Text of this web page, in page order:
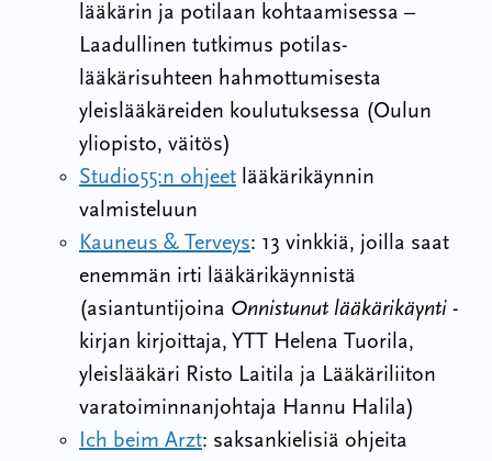
lääkärin ja potilaan kohtaamisessa –
Laadullinen tutkimus potilas-
lääkärisuhteen hahmottumisesta
yleislääkäreiden koulutuksessa (Oulun
yliopisto, väitös)
Studio55:n ohjeet lääkärikäynnin
valmisteluun
Kauneus & Terveys: 13 vinkkiä, joilla saat
enemmän irti lääkärikäynnistä
(asiantuntijoina Onnistunut lääkärikäynti -
kirjan kirjoittaja, YTT Helena Tuorila,
yleislääkäri Risto Laitila ja Lääkäriliiton
varatoiminnanjohtaja Hannu Halila)
Ich beim Arzt: saksankielisiä ohjeita